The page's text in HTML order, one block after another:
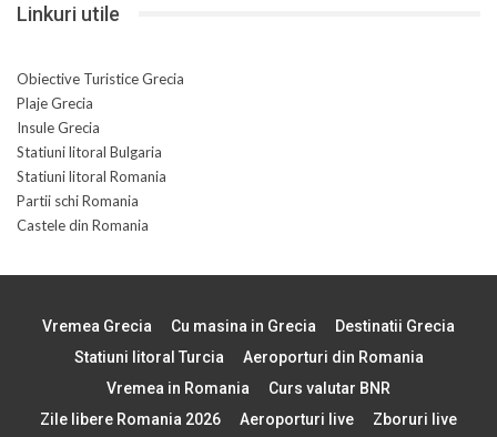
Linkuri utile
Obiective Turistice Grecia
Plaje Grecia
Insule Grecia
Statiuni litoral Bulgaria
Statiuni litoral Romania
Partii schi Romania
Castele din Romania
Vremea Grecia Cu masina in Grecia
Destinatii Grecia
Statiuni litoral Turcia
Aeroporturi din Romania
Vremea in Romania
Curs valutar BNR
Zile libere Romania 2026
Aeroporturi live Zboruri live